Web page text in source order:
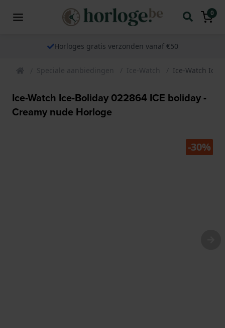
0
Horloges gratis verzonden vanaf €50
Speciale aanbiedingen Ice-Watch Ice-Watch Ice-
Ice-Watch Ice-Boliday 022864 ICE boliday -
Creamy nude Horloge
-30%